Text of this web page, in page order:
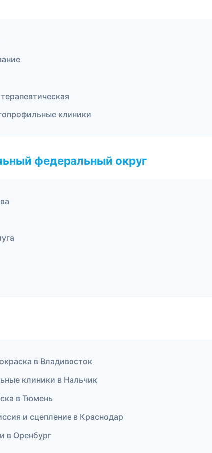
клиники
федеральный округ
в Владивосток
клиники в Нальчик
в Тюмень
и сцепление в Краснодар
в Оренбург